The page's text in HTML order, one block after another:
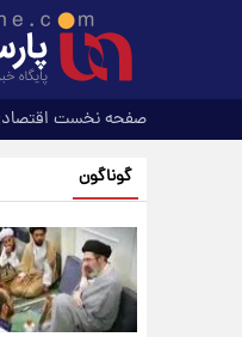
صفحه نخست
گوناگون